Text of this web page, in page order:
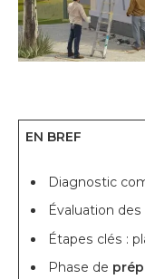
EN BREF
Diagnostic
Évaluation des
Étapes clés :
Phase de